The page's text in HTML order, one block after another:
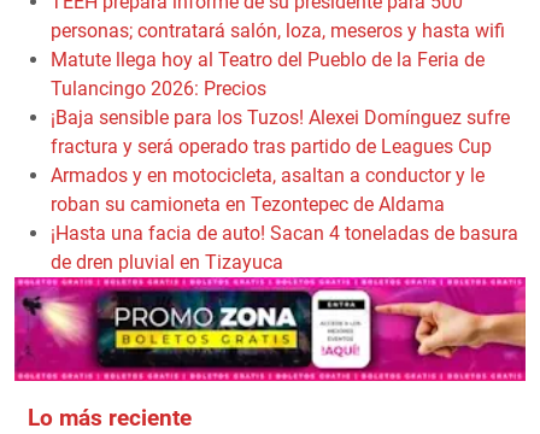
personas; contratará salón, loza, meseros y hasta wifi
Matute llega hoy al Teatro del Pueblo de la Feria de
Tulancingo 2026: Precios
¡Baja sensible para los Tuzos! Alexei Domínguez sufre
fractura y será operado tras partido de Leagues Cup
Armados y en motocicleta, asaltan a conductor y le
roban su camioneta en Tezontepec de Aldama
¡Hasta una facia de auto! Sacan 4 toneladas de basura
de dren pluvial en Tizayuca
Lo más reciente